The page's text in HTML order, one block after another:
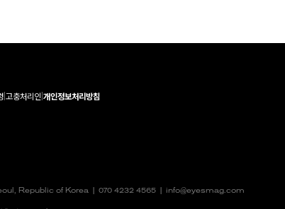
고충처리인 개인정보처리방침
Republic of Korea | 070 4232 4565
info@eyesmag.com